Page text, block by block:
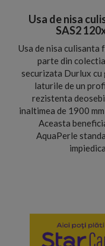
Usa de nisa
SAS2
Usa de nisa culisanta
parte din
securizata Durlux cu
laturile de un
rezistenta
inaltimea de 1900
Aceasta
AquaPerle